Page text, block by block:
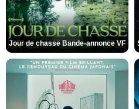
Jour de chasse Bande-annonce VF